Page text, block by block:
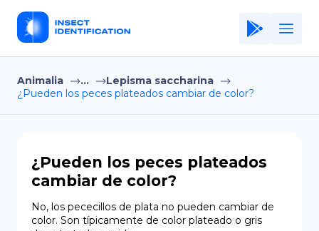
Home
Application
Terms of Use
Privacy Policy
ES
Copiright © Niro ID
Animalia ...
Lepisma saccharina
¿Pueden los peces plateados cambiar de color?
¿Pueden los peces plateados
cambiar de color?
No, los pececillos de plata no pueden cambiar de
color. Son típicamente de color plateado o gris